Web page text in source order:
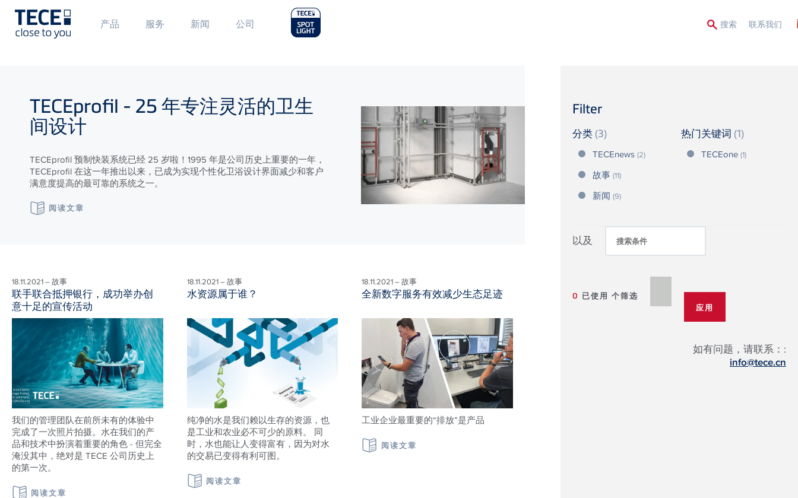
Main
Menü
产品 服务 新闻 Main
Menu
公司 搜索 联系我们
Filter
分类 (3)
TECEnews (2)
故事 (11)
新闻 (9)
热门关键词 (1)
TECEone (1)
以及
0 已使用 个筛选
如有问题，请联系：:
info@tece.cn
TECEprofil - 25 年专注灵活的卫生
间设计
TECEprofil 预制快装系统已经 25 岁啦！1995 年是公司历史上重要的一年，
TECEprofil 在这一年推出以来，已成为实现个性化卫浴设计界面减少和客户
满意度提高的最可靠的系统之一。
阅读文章
18.11.2021 – 故事
联手联合抵押银行，成功举办创
意十足的宣传活动
我们的管理团队在前所未有的体验中
完成了一次照片拍摄。水在我们的产
品和技术中扮演着重要的角色 - 但完全
淹没其中，绝对是 TECE 公司历史上
的第一次。
阅读文章
18.11.2021 – 故事
水资源属于谁？
纯净的水是我们赖以生存的资源，也
是工业和农业必不可少的原料。 同
时，水也能让人变得富有，因为对水
的交易已变得有利可图。
阅读文章
18.11.2021 – 故事
全新数字服务有效减少生态足迹
工业企业最重要的“排放”是产品
阅读文章